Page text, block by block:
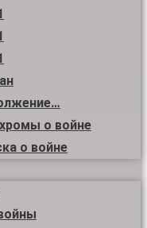
о войне
о войне